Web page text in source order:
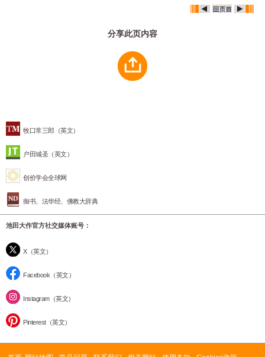
牧口常三郎（英文）
户田城圣（英文）
创价学会全球网
御书、法华经、佛教大辞典
池田大作官方社交媒体账号：
X（英文）
Facebook（英文）
Instagram（英文）
Pinterest（英文）
分享此页内容